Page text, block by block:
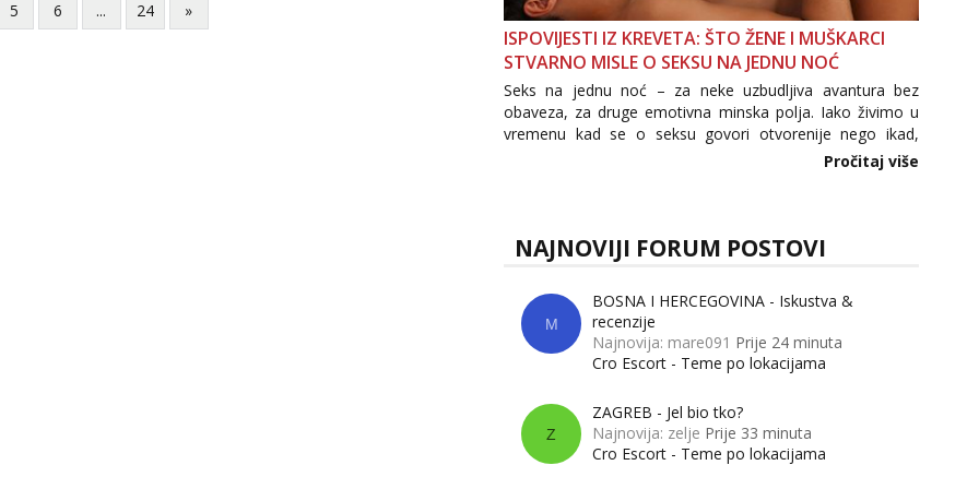
5 6 ... 24 »
ISPOVIJESTI IZ KREVETA: ŠTO ŽENE I MUŠKARCI
STVARNO MISLE O SEKSU NA JEDNU NOĆ
Seks na jednu noć – za neke uzbudljiva avantura bez
obaveza, za druge emotivna minska polja. Iako živimo u
vremenu kad se o seksu govori otvorenije nego ikad,
tema „jedne noći strasti“ i dalje izaziva burne rasprave. Što
Pročitaj više
NAJNOVIJI FORUM POSTOVI
M
BOSNA I HERCEGOVINA - Iskustva &
recenzije
Najnovija: mare091 Prije 24 minuta
Cro Escort - Teme po lokacijama
Z
ZAGREB - Jel bio tko?
Najnovija: zelje Prije 33 minuta
Cro Escort - Teme po lokacijama